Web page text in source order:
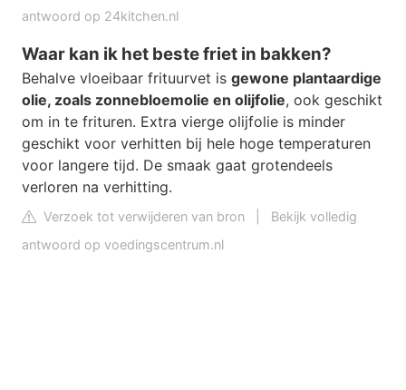
antwoord op 24kitchen.nl
Waar kan ik het beste friet in bakken?
Behalve vloeibaar frituurvet is gewone plantaardige
olie, zoals zonnebloemolie en olijfolie, ook geschikt
om in te frituren. Extra vierge olijfolie is minder
geschikt voor verhitten bij hele hoge temperaturen
voor langere tijd. De smaak gaat grotendeels
verloren na verhitting.
Verzoek tot verwijderen van bron
Bekijk volledig
antwoord op voedingscentrum.nl